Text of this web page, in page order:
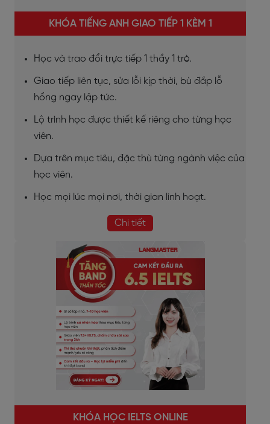
KHÓA TIẾNG ANH GIAO TIẾP 1 KÈM 1
Học và trao đổi trực tiếp 1 thầy 1 trò.
Giao tiếp liên tục, sửa lỗi kịp thời, bù đắp lỗ
hổng ngay lập tức.
Lộ trình học được thiết kế riêng cho từng học
viên.
Dựa trên mục tiêu, đặc thù từng ngành việc của
học viên.
Học mọi lúc mọi nơi, thời gian linh hoạt.
Chi tiết
KHÓA HỌC IELTS ONLINE